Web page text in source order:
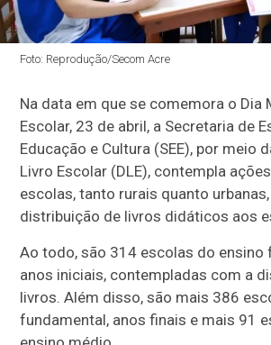
Foto: Reprodução/Secom Acre
Na data em que se comemora o Dia
Escolar, 23 de abril, a Secretaria de
Educação e Cultura (SEE), por meio
Livro Escolar (DLE), contempla
escolas, tanto rurais quanto
distribuição de livros didáticos aos
Ao todo, são 314 escolas do ensino
anos iniciais, contempladas com a
livros. Além disso, são mais 386
fundamental, anos finais e mais 91